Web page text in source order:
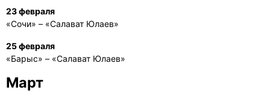
23 февраля
«Сочи» – «Салават Юлаев»
25 февраля
«Барыс» – «Салават Юлаев»
Март